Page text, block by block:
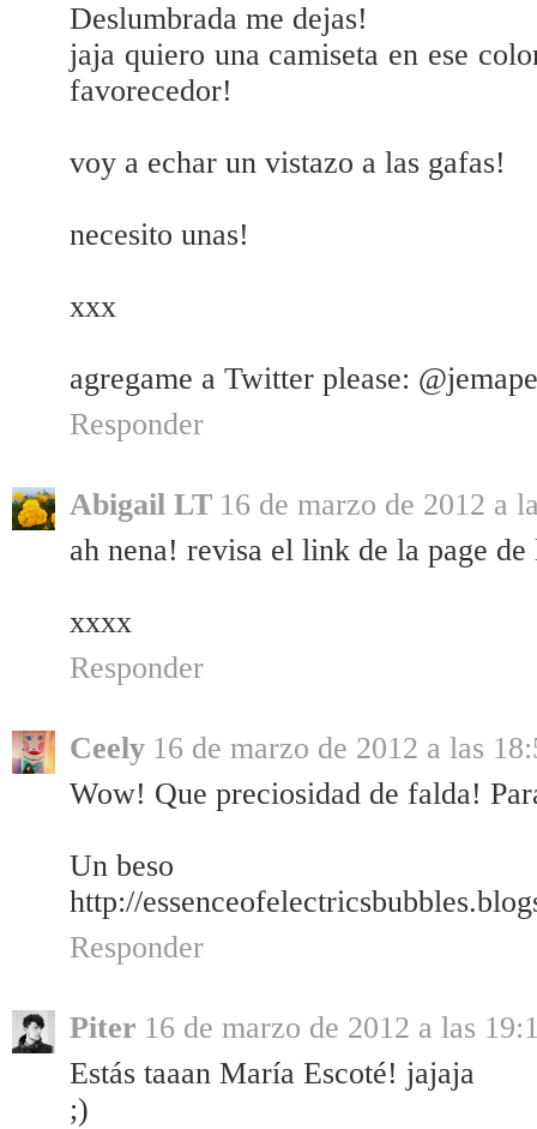
Deslumbrada me dejas!
jaja quiero una camiseta en ese
favorecedor!
voy a echar un vistazo a las gafas!
necesito unas!
xxx
agregame a Twitter please:
Responder
Abigail LT 16 de marzo de 2012 a
ah nena! revisa el link de la page
xxxx
Responder
Ceely 16 de marzo de 2012 a las
Wow! Que preciosidad de falda!
Un beso
http://
Responder
Piter 16 de marzo de 2012 a las
Estás taaan María Escoté! jajaja
;)